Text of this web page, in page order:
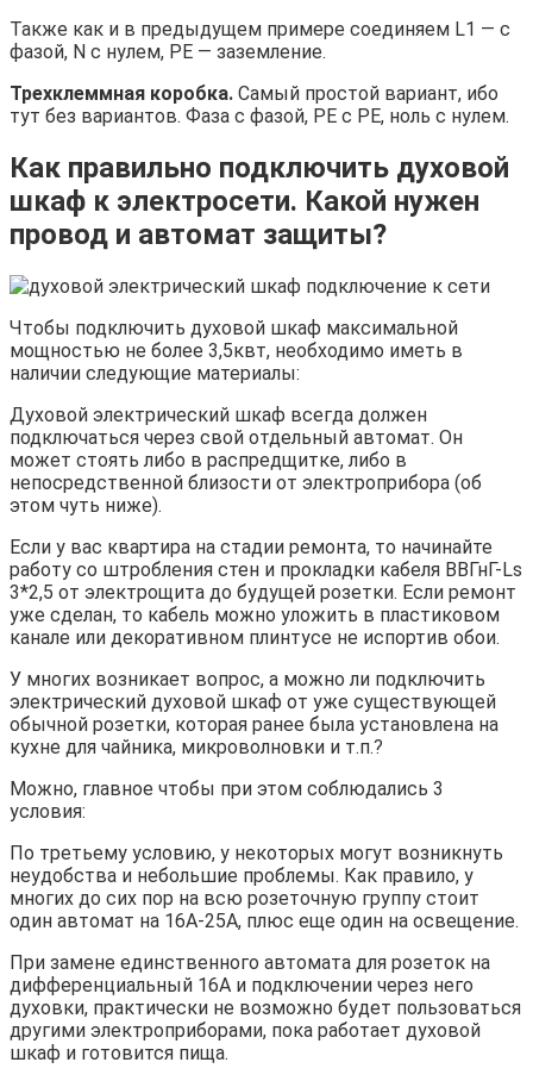
Также как и в предыдущем примере соединяем L1 — с
фазой, N с нулем, РЕ — заземление.
Трехклеммная коробка. Самый простой вариант, ибо
тут без вариантов. Фаза с фазой, РЕ с РЕ, ноль с нулем.
Как правильно подключить духовой
шкаф к электросети. Какой нужен
провод и автомат защиты?
Чтобы подключить духовой шкаф максимальной
мощностью не более 3,5квт, необходимо иметь в
наличии следующие материалы:
Духовой электрический шкаф всегда должен
подключаться через свой отдельный автомат. Он
может стоять либо в распредщитке, либо в
непосредственной близости от электроприбора (об
этом чуть ниже).
Если у вас квартира на стадии ремонта, то начинайте
работу со штробления стен и прокладки кабеля ВВГнГ-Ls
3*2,5 от электрощита до будущей розетки. Если ремонт
уже сделан, то кабель можно уложить в пластиковом
канале или декоративном плинтусе не испортив обои.
У многих возникает вопрос, а можно ли подключить
электрический духовой шкаф от уже существующей
обычной розетки, которая ранее была установлена на
кухне для чайника, микроволновки и т.п.?
Можно, главное чтобы при этом соблюдались 3
условия:
По третьему условию, у некоторых могут возникнуть
неудобства и небольшие проблемы. Как правило, у
многих до сих пор на всю розеточную группу стоит
один автомат на 16А-25А, плюс еще один на освещение.
При замене единственного автомата для розеток на
дифференциальный 16А и подключении через него
духовки, практически не возможно будет пользоваться
другими электроприборами, пока работает духовой
шкаф и готовится пища.